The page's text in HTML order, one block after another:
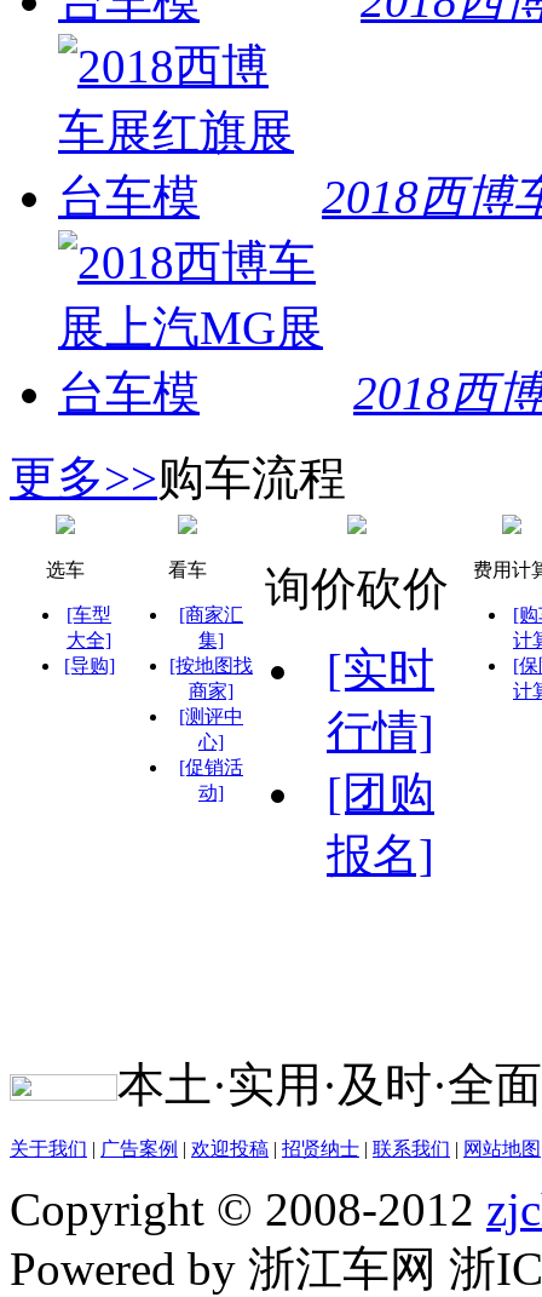
汽车在线投诉
交通违章查询
世界车标大全
网上驾照模式考试
交通事故损坏计算标准
2018西博
2018西
更多>>购车流程
选车
[车型
大全]
[导购]
看车
[商家汇
集]
[按地图找
商家]
[测评中
心]
[促销活
动]
询价砍价
[实时
行情]
[团购
报名]
费用计
[购
计
[保
计
本土·实用·及时·全
关于我们 | 广告案例 | 欢迎投稿 | 招贤纳士 | 联系我们 | 网站地图
Copyright © 2008-2012
Powered by 浙江车网 浙